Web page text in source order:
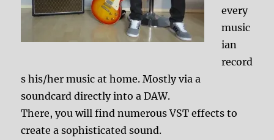
every
music
ian
record
s his/her music at home. Mostly via a
soundcard directly into a DAW.
There, you will find numerous VST effects to
create a sophisticated sound.